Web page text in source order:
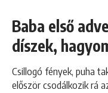
Baba első
díszek,
Csillogó fények, puha
először csodálkozik rá